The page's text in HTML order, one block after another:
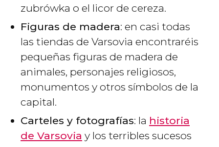
zubrówka o el licor de cereza.
Figuras de madera: en casi todas
las tiendas de Varsovia encontraréis
pequeñas figuras de madera de
animales, personajes religiosos,
monumentos y otros símbolos de la
capital.
Carteles y fotografías: la historia
de Varsovia y los terribles sucesos